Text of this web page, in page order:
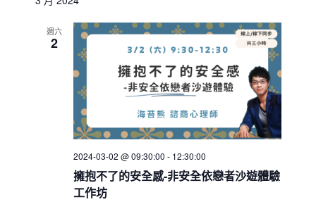
週六
2
擁抱不了的安全感-非安全依戀者沙遊體驗
工作坊
2024-03-02 @ 09:30:00 - 12:30:00